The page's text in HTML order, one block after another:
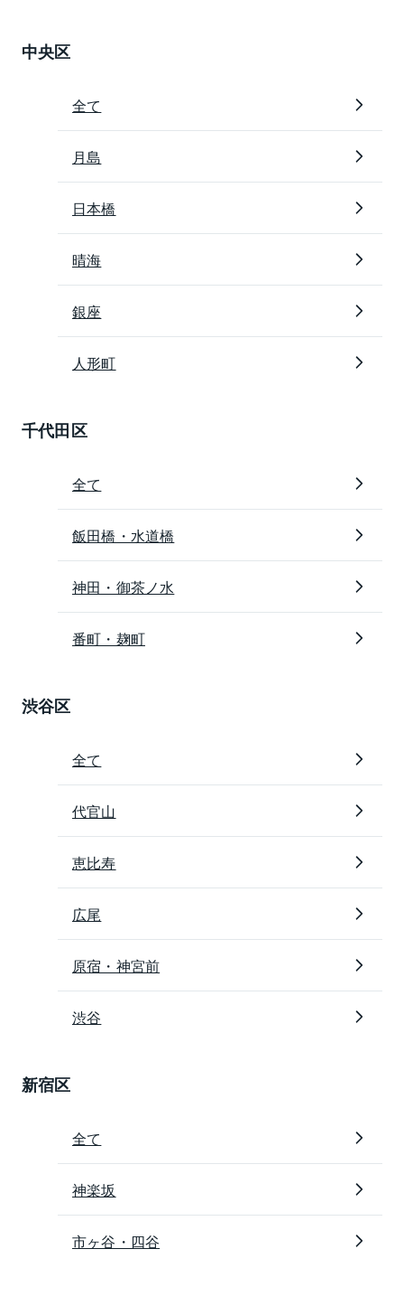
中央区
全て
月島
日本橋
晴海
銀座
人形町
千代田区
全て
飯田橋・水道橋
神田・御茶ノ水
番町・麹町
渋谷区
全て
代官山
恵比寿
広尾
原宿・神宮前
渋谷
新宿区
全て
神楽坂
市ヶ谷・四谷